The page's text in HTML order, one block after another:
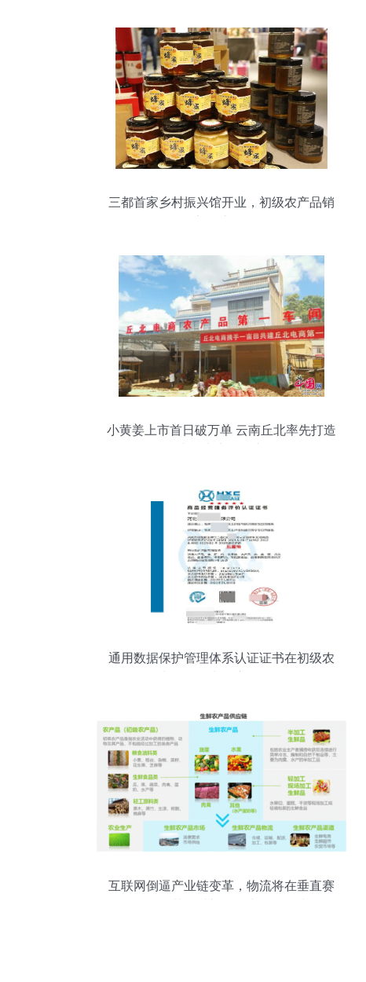
三都首家乡村振兴馆开业，初级农产品销
小黄姜上市首日破万单 云南丘北率先打造
通用数据保护管理体系认证证书在初级农
互联网倒逼产业链变革，物流将在垂直赛